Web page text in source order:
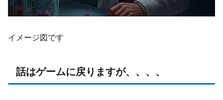
イメージ図です
話はゲームに戻りますが、、、、